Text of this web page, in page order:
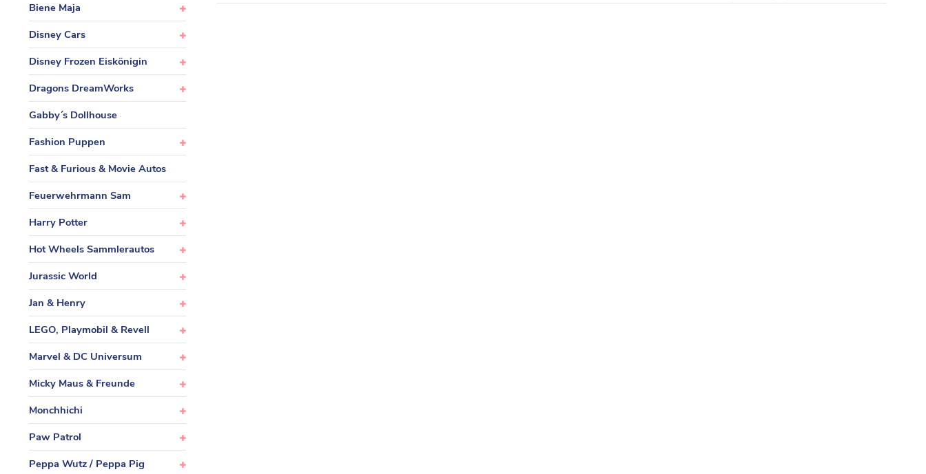
Biene Maja
Disney Cars
Disney Frozen Eiskönigin
Dragons DreamWorks
Gabby´s Dollhouse
Fashion Puppen
Fast & Furious & Movie Autos
Feuerwehrmann Sam
Harry Potter
Hot Wheels Sammlerautos
Jurassic World
Jan & Henry
LEGO, Playmobil & Revell
Marvel & DC Universum
Micky Maus & Freunde
Monchhichi
Paw Patrol
Peppa Wutz / Peppa Pig